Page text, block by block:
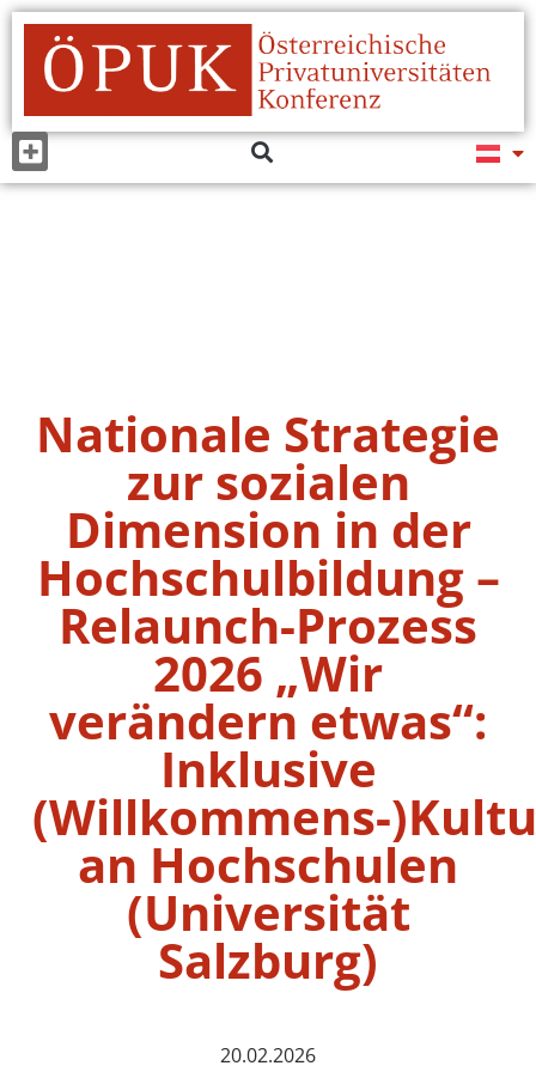
Nationale Strategie
zur sozialen
Dimension in der
Hochschulbildung –
Relaunch-Prozess
2026 „Wir
verändern etwas“:
Inklusive
(Willkommens-
an Hochschulen
(Universität
Salzburg)
20.02.2026